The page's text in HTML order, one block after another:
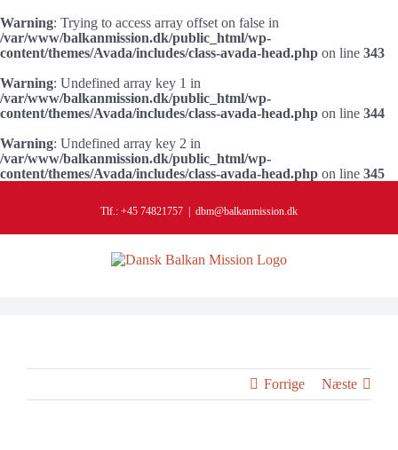
Warning: Trying to access array offset on false in
/var/www/balkanmission.dk/public_html/wp-
content/themes/Avada/includes/class-avada-head.php on line 343
Warning: Undefined array key 1 in
/var/www/balkanmission.dk/public_html/wp-
content/themes/Avada/includes/class-avada-head.php on line 344
Warning: Undefined array key 2 in
/var/www/balkanmission.dk/public_html/wp-
content/themes/Avada/includes/class-avada-head.php on line 345
Tlf.: +45 74821757 dbm@balkanmission.dk
Forrige Næste